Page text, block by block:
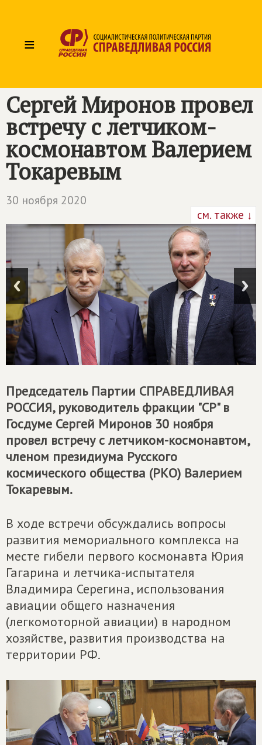
≡
Сергей Миронов провел
встречу с летчиком-
космонавтом Валерием
Токаревым
30 ноября 2020
см. также ↓
Председатель Партии СПРАВЕДЛИВАЯ
РОССИЯ, руководитель фракции "СР" в
Госдуме Сергей Миронов 30 ноября
провел встречу с летчиком-космонавтом,
членом президиума Русского
космического общества (РКО) Валерием
Токаревым.
В ходе встречи обсуждались вопросы
развития мемориального комплекса на
месте гибели первого космонавта Юрия
Гагарина и летчика-испытателя
Владимира Серегина, использования
авиации общего назначения
(легкомоторной авиации) в народном
хозяйстве, развития производства на
территории РФ.